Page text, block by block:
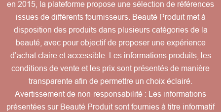
en 2015, la plateforme propose une sélection de références
issues de différents fournisseurs. Beauté Produit met à
disposition des produits dans plusieurs catégories de la
beauté, avec pour objectif de proposer une expérience
d’achat claire et accessible. Les informations produits, les
conditions de vente et les prix sont présentés de manière
transparente afin de permettre un choix éclairé.
Avertissement de non-responsabilité : Les informations
présentées sur Beauté Produit sont fournies à titre informatif